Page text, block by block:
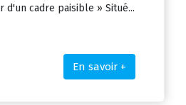
d'un cadre paisible » Situé...
En savoir +